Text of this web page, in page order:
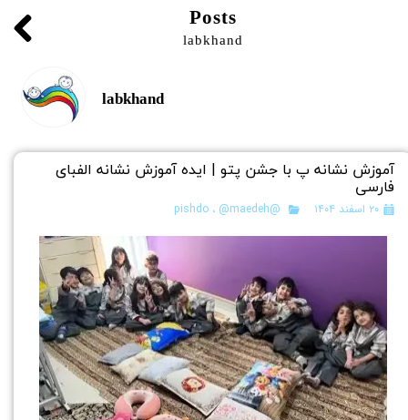
Posts
labkhand
labkhand
آموزش نشانه پ با جشن پتو | ایده آموزش نشانه الفبای
فارسی
۲۰ اسفند ۱۴۰۴ @pishdo ، @maedeh